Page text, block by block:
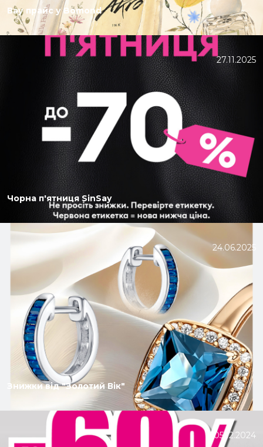
Вау прайс у Bomond
27.11.2025
Чорна п'ятниця SinSay
24.06.2025
Знижки від "Золотий Вік"
05.12.2024